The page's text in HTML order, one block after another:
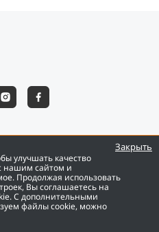
улучшать качество
нашим сайтом и
Продолжая использовать
Вы соглашаетесь на
С дополнительными
файлы cookie, можно
Закрыть